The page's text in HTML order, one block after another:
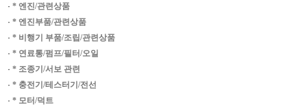
· * 엔진/관련상품
· * 엔진부품/관련상품
· * 비행기 부품/조립/관련상품
· * 연료통/펌프/필터/오일
· * 조종기/서보 관련
· * 충전기/테스터기/전선
· * 모터/덕트